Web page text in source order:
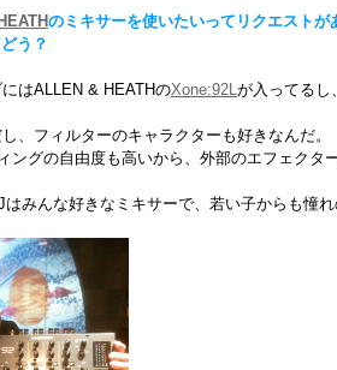
のミキサーを使いたいってリクエストが
う？
はALLEN & HEATHのXone:92L が入ってるし
、フィルターのキャラクターも好きなんだ。
ングの自由度も高いから、外部のエフェクタ
みんな好きなミキサーで、若い子からも憧れ